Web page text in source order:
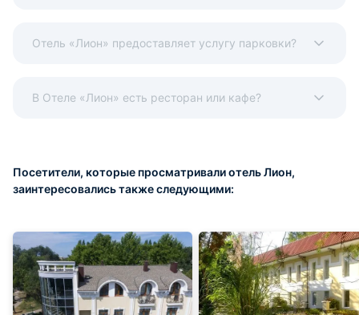
Отель «Лион» предоставляет услугу парковки?
В Отеле «Лион» есть ресторан или кафе?
Посетители, которые просматривали отель Лион,
заинтересовались также следующими: